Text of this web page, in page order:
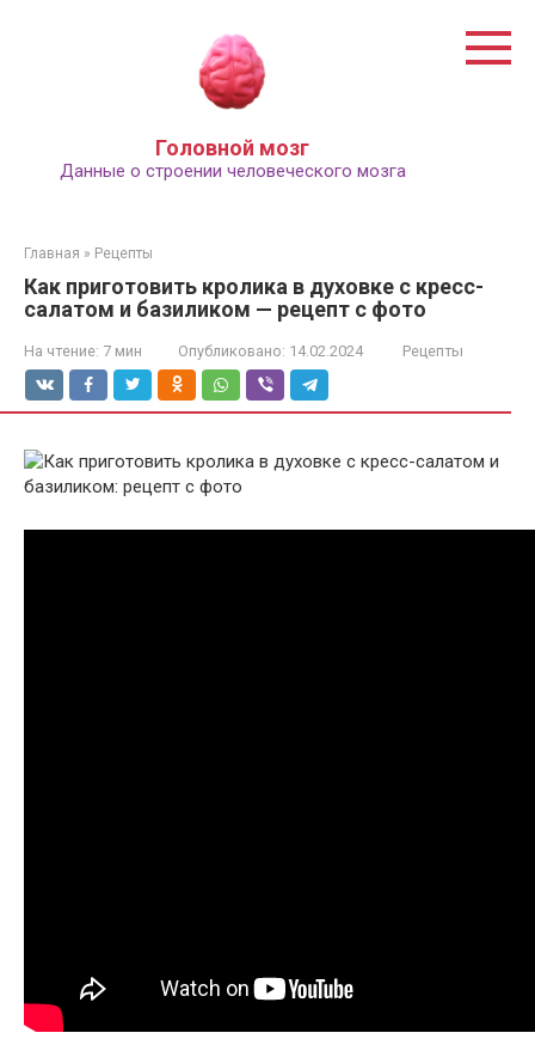
Головной мозг
Данные о строении человеческого мозга
Главная » Рецепты
Как приготовить кролика в духовке с кресс-
салатом и базиликом — рецепт с фото
На чтение: 7 мин Опубликовано: 14.02.2024 Рецепты